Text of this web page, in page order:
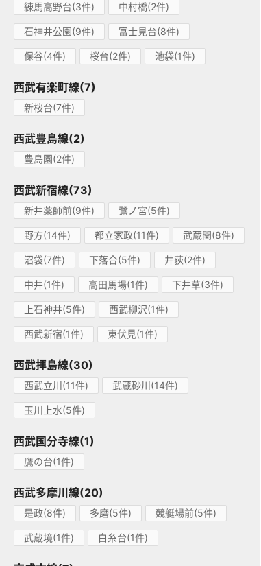
練馬高野台(3件) 中村橋(2件)
石神井公園(9件) 富士見台(8件)
保谷(4件) 桜台(2件) 池袋(1件)
西武有楽町線(7)
新桜台(7件)
西武豊島線(2)
豊島園(2件)
西武新宿線(73)
新井薬師前(9件) 鷺ノ宮(5件)
野方(14件) 都立家政(11件) 武蔵関(8件)
沼袋(7件) 下落合(5件) 井荻(2件)
中井(1件) 高田馬場(1件) 下井草(3件)
上石神井(5件) 西武柳沢(1件)
西武新宿(1件) 東伏見(1件)
西武拝島線(30)
西武立川(11件) 武蔵砂川(14件)
玉川上水(5件)
西武国分寺線(1)
鷹の台(1件)
西武多摩川線(20)
是政(8件) 多磨(5件) 競艇場前(5件)
武蔵境(1件) 白糸台(1件)